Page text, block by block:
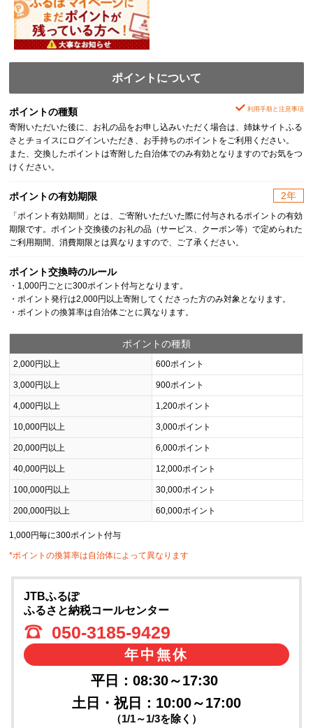
ポイントについて
ポイントの種類 利用手順と注意事項
寄附いただいた後に、お礼の品をお申し込みいただく場合は、姉妹サイトふる
さとチョイスにログインいただき、お手持ちのポイントをご利用ください。
また、交換したポイントは寄附した自治体でのみ有効となりますのでお気をつ
けください。
ポイントの有効期限 2年
「ポイント有効期間」とは、ご寄附いただいた際に付与されるポイントの有効
期限です。ポイント交換後のお礼の品（サービス、クーポン等）で定められた
ご利用期間、消費期限とは異なりますので、ご了承ください。
ポイント交換時のルール
・1,000円ごとに300ポイント付与となります。
・ポイント発行は2,000円以上寄附してくださった方のみ対象となります。
・ポイントの換算率は自治体ごとに異なります。
ポイントの種類
2,000円以上 600ポイント
3,000円以上 900ポイント
4,000円以上 1,200ポイント
10,000円以上 3,000ポイント
20,000円以上 6,000ポイント
40,000円以上 12,000ポイント
100,000円以上 30,000ポイント
200,000円以上 60,000ポイント
1,000円毎に300ポイント付与
*ポイントの換算率は自治体によって異なります
JTBふるぽ
ふるさと納税コールセンター
050-3185-9429
年中無休
平日：08:30～17:30
土日・祝日：10:00～17:00
（1/1～1/3を除く）